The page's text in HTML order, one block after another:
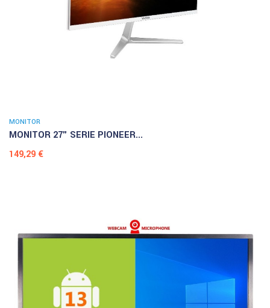
MONITOR
MONITOR 27" SERIE PIONEER...
Prezzo
149,29 €